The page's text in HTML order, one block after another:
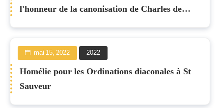
l'honneur de la canonisation de Charles de
mai 15, 2022 2022
Homélie pour les Ordinations diaconales à St
Sauveur